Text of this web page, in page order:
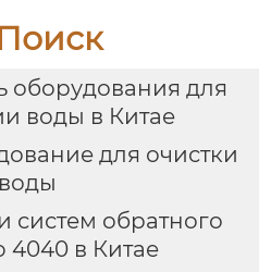
оборудования для
воды в Китае
для очистки
воды
систем обратного
4040 в Китае